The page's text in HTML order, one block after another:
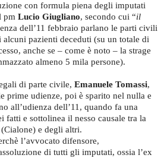
con formula piena degli imputati
pm Lucio Giugliano, secondo cui “il
dell’11 febbraio parlano le parti civili
pazienti deceduti (su un totale di
anche se – come è noto – la strage
almeno 5 mila persone).
di parte civile, Emanuele Tomassi,
prime udienze, poi è sparito nel nulla e
all’udienza dell’11, quando fa una
fatti e sottolinea il nesso causale tra la
e degli altri.
l’avvocato difensore,
di tutti gli imputati, ossia l’ex